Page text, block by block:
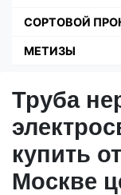
СОРТОВОЙ
МЕТИЗЫ
Труба
купить
Москве